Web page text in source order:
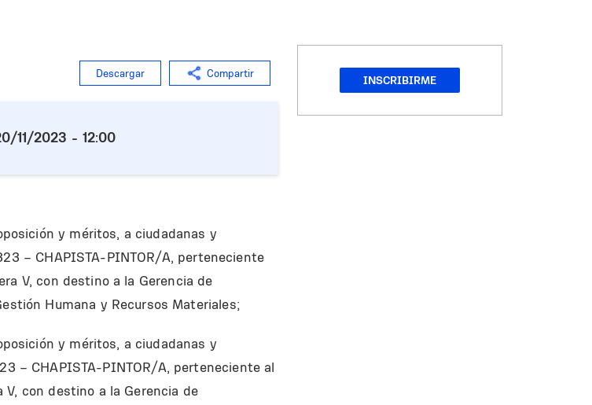
Compartir
Descargar
11/2023 - 12:00
y méritos, a ciudadanas y
– CHAPISTA-PINTOR/A, perteneciente
V, con destino a la Gerencia de
Humana y Recursos Materiales;
y méritos, a ciudadanas y
23 – CHAPISTA-PINTOR/A, perteneciente al
V, con destino a la Gerencia de
INSCRIBIRME